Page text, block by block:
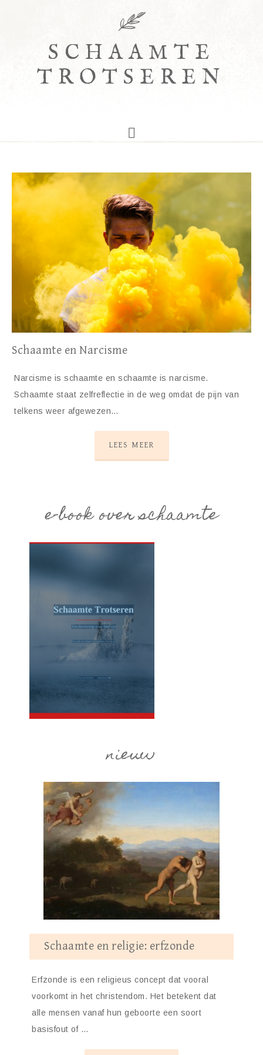
SCHAAMTE
TROTSEREN
Schaamte en Narcisme
Narcisme is schaamte en schaamte is narcisme.
Schaamte staat zelfreflectie in de weg omdat de pijn van
telkens weer afgewezen…
LEES MEER
e-book over schaamte
nieuw
Schaamte en religie: erfzonde
Erfzonde is een religieus concept dat vooral
voorkomt in het christendom. Het betekent dat
alle mensen vanaf hun geboorte een soort
basisfout of …